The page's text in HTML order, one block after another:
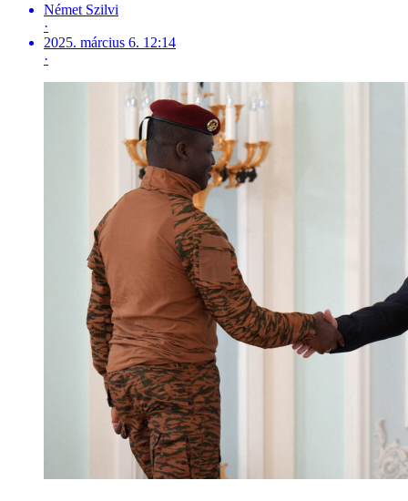
Német Szilvi
·
2025. március 6. 12:14
·